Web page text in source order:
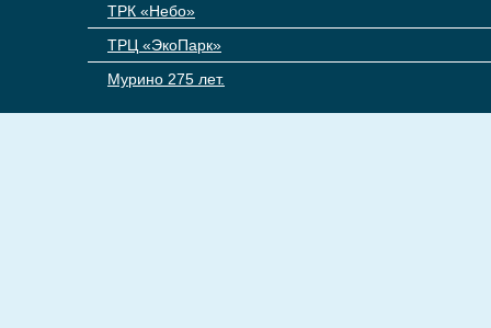
ТРК «Небо»
ТРЦ «ЭкоПарк»
Мурино 275 лет.